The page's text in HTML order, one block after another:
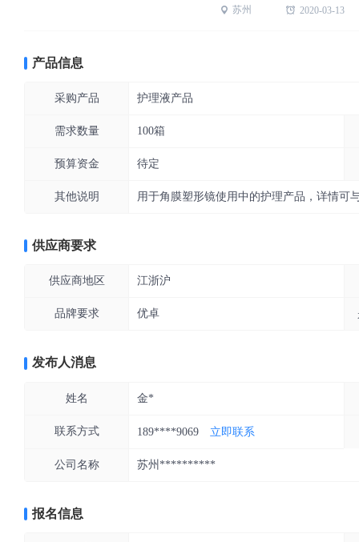
苏州 2020-03-13
产品信息
采购产品 护理液产品
需求数量 100箱
预算资金 待定
其他说明 用于角膜塑形镜使用中的护理产品，详情可
供应商要求
供应商地区 江浙沪
品牌要求 优卓
发布人消息
姓名 金*
联系方式 189****9069 立即联系
公司名称 苏州**********
报名信息